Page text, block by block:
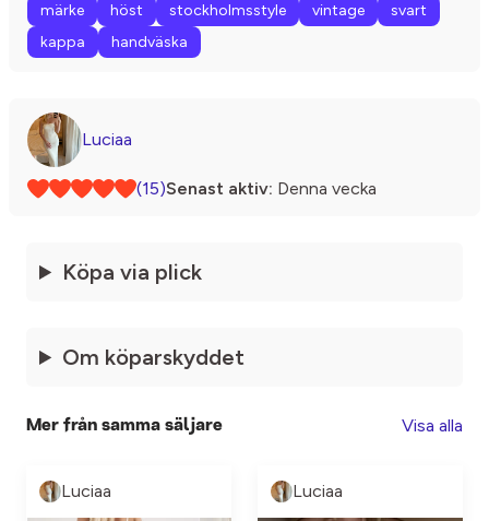
märke
höst stockholmsstyle vintage
svart
kappa
handväska
Luciaa
(15)Senast aktiv: Denna vecka
Köpa via plick
Om köparskyddet
Mer från samma säljare Visa alla
Luciaa Luciaa